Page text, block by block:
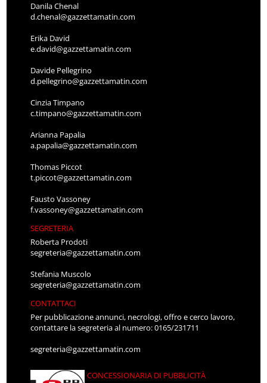
Danila Chenal
d.chenal@gazzettamatin.com
Erika David
e.david@gazzettamatin.com
Davide Pellegrino
d.pellegrino@gazzettamatin.com
Cinzia Timpano
c.timpano@gazzettamatin.com
Arianna Papalia
a.papalia@gazzettamatin.com
Thomas Piccot
t.piccot@gazzettamatin.com
Fausto Vassoney
f.vassoney@gazzettamatin.com
SEGRETERIA
Roberta Prodoti
segreteria@gazzettamatin.com
Stefania Muscolo
segreteria@gazzettamatin.com
CONTATTACI
Per pubblicazione annunci, necrologi, offro e cerco lavoro,
contattare la segreteria al numero: 0165/231711
segreteria@gazzettamatin.com
CONCESSIONARIA DI PUBBLICITÀ